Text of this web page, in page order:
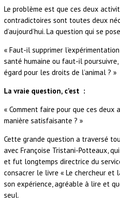
Le problème est que ces deux
contradictoires sont toutes deux
d’aujourd’hui. La question qui se
« Faut-il supprimer
santé humaine ou faut-il
égard pour les droits de l’animal ? »
La vraie question, c’est :
« Comment faire pour que ces deux
manière satisfaisante ? »
Cette grande question a traversé
avec Françoise Tristani-Potteaux,
et fut longtemps directrice du
consacrer le livre « Le chercheur et
son expérience, agréable à lire et
seul.